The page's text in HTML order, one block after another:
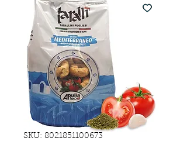
SKU: 8021851100673